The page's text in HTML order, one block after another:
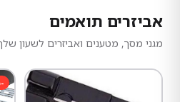
אביזרים תואמים
מגני מסך, מטענים ואביזרים לשעון
-